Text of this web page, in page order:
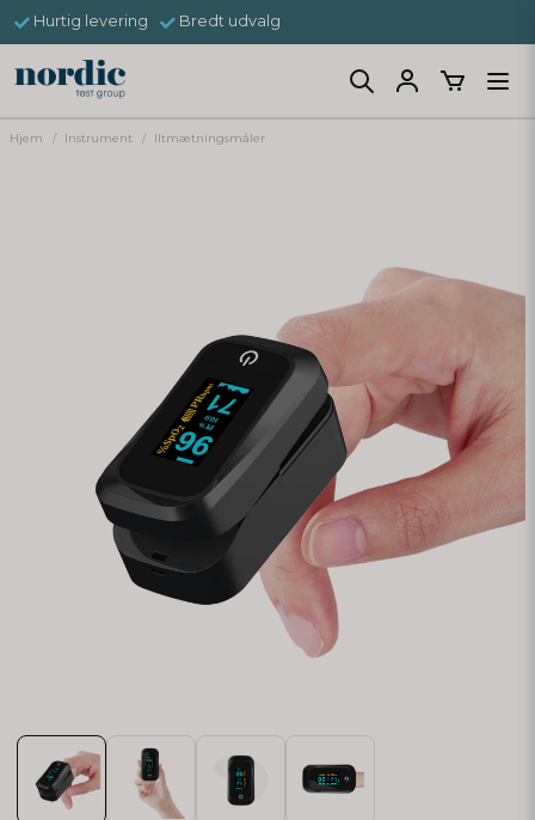
Hurtig levering Bredt udvalg
Hjem Instrument Iltmætningsmåler